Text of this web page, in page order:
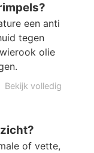
een anti
tegen
olie
Bekijk volledig
of vette,